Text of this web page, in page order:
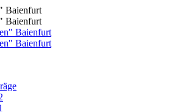
Baienfurt
Baienfurt